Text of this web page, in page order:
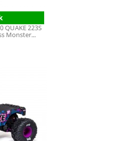
QUAKE 223S
Monster...